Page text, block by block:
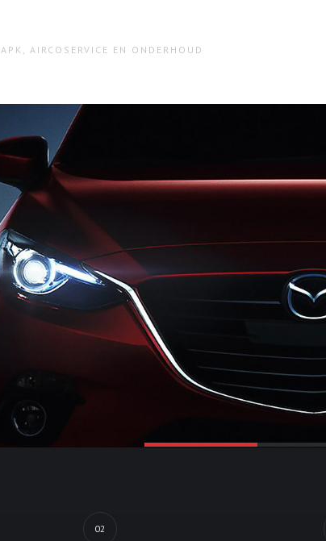
APK, AIRCOSERVICE EN ONDERHOUD
02